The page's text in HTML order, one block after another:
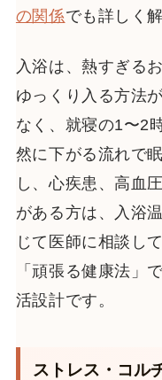
の関係でも詳しく
入浴は、熱すぎる
ゆっくり入る方法
なく、就寝の1〜2
然に下がる流れで
し、心疾患、高血
がある方は、入浴
じて医師に相談し
「頑張る健康法」
活設計です。
ストレス・コル